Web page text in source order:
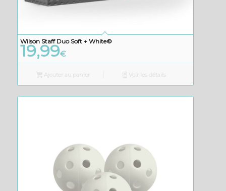
Wilson Staff Duo Soft + White©
19,99€